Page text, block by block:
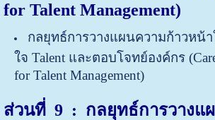
for Talent Management)
กลยุทธ์การวางแผนความก้าวหน้
ใจ Talent และตอบโจทย์องค์กร
for Talent Management)
ส่วนที่ 9 : กลยุทธ์การวางแ